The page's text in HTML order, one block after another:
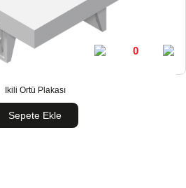
İkili Örtü Plakası
Sepete Ekle